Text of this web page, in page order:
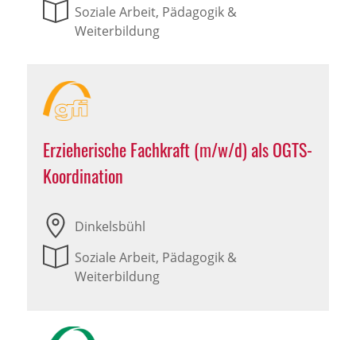
Soziale Arbeit, Pädagogik &
Weiterbildung
Erzieherische Fachkraft (m/w/d) als OGTS-
Koordination
Dinkelsbühl
Soziale Arbeit, Pädagogik &
Weiterbildung